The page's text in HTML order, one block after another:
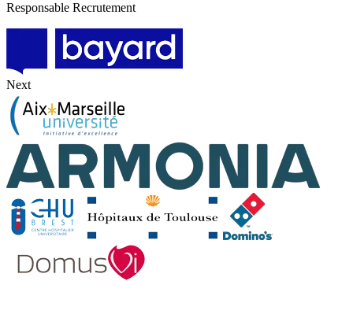
Responsable Recrutement
Next